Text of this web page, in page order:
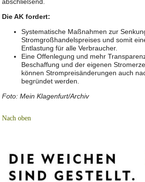
abschließend.
Die AK fordert:
Systematische Maßnahmen zur
Stromgroßhandelspreises und somit
Entlastung für alle Verbraucher.
Eine Offenlegung und mehr
Beschaffung und der eigenen
können Strompreisänderungen auch
begründet werden.
Foto: Mein Klagenfurt/Archiv
Nach oben